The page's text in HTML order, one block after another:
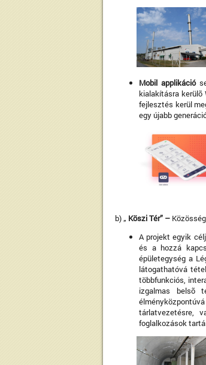
Mobil applikáció
kialakításra kerülõ
fejlesztés kerül
egy újabb
b) „ Köszi Tér” –
A projekt egyik
és a hozzá
épületegység a
látogathatóvá
többfunkciós,
izgalmas belsõ
tárlatvezetésre,
foglalkozások